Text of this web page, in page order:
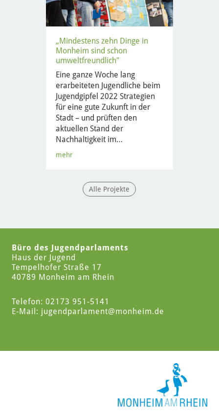
„Mindestens zehn Dinge in
Monheim sind schon
umweltfreundlich"
Eine ganze Woche lang
erarbeiteten Jugendliche beim
Jugendgipfel 2022 Strategien
für eine gute Zukunft in der
Stadt – und prüften den
aktuellen Stand der
Nachhaltigkeit im…
mehr
Alle Projekte
Büro des Jugendparlaments
Haus der Jugend
Tempelhofer Straße 17
40789 Monheim am Rhein
Telefon: 02173 951-5141
E-Mail: jugendparlament@monheim.de